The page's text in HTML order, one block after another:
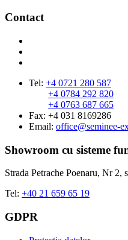
Contact
Tel: +4 0721 280 587
+4 0784 292 820
+4 0763 687 665
Fax: +4 031 8169286
Email: office@seminee-
Showroom cu sisteme
Strada Petrache Poenaru, Nr 2,
Tel: +40 21 659 65 19
GDPR